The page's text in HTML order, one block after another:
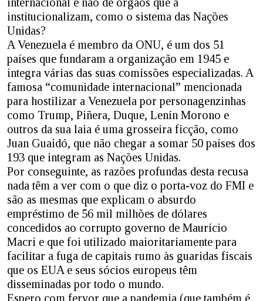
institucionalizam, como o sistema das Nações
Unidas?
A Venezuela é membro da ONU, é um dos 51
países que fundaram a organização em 1945 e
integra várias das suas comissões especializadas. A
famosa “comunidade internacional” mencionada
para hostilizar a Venezuela por personagenzinhas
como Trump, Piñera, Duque, Lenín Morono e
outros da sua laia é uma grosseira ficção, como
Juan Guaidó, que não chegar a somar 50 países dos
193 que integram as Nações Unidas.
Por conseguinte, as razões profundas desta recusa
nada têm a ver com o que diz o porta-voz do FMI e
são as mesmas que explicam o absurdo
empréstimo de 56 mil milhões de dólares
concedidos ao corrupto governo de Maurício
Macri e que foi utilizado maioritariamente para
facilitar a fuga de capitais rumo às guaridas fiscais
que os EUA e seus sócios europeus têm
disseminadas por todo o mundo.
Espero com fervor que a pandemia (que também é